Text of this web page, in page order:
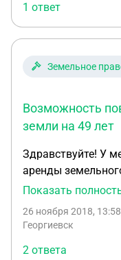
1 ответ
Земельное
Возможность
земли на 49 лет
Здравствуйте! У
аренды
действия
года).1 марта
владелец ЗУ не
Показать
26 ноября 2018, 13:58
Георгиевск
2 ответа